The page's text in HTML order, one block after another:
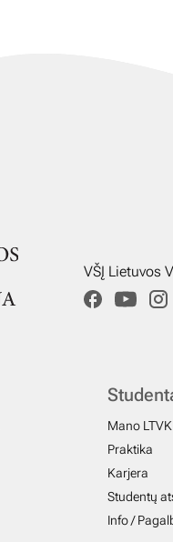
VŠĮ Lietuvos
Mano LTVK
Praktika
Karjera
Studentų
Info /